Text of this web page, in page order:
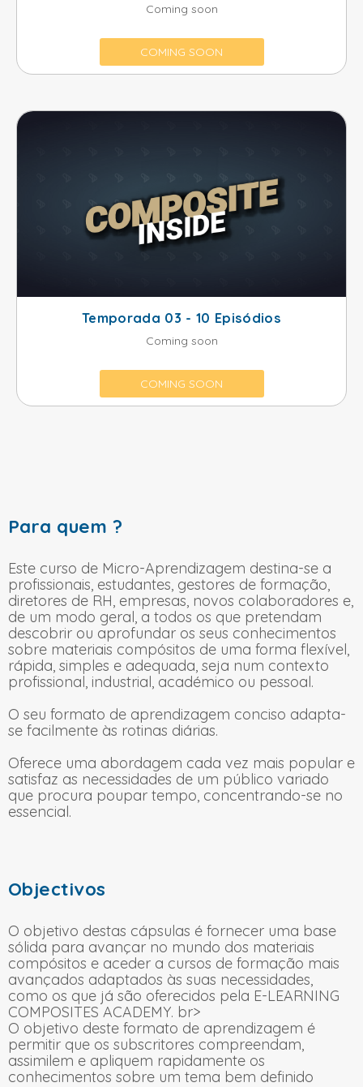
Coming soon
COMING SOON
Temporada 03 - 10 Episódios
Coming soon
COMING SOON
Para quem ?
Este curso de Micro-Aprendizagem destina-se a
profissionais, estudantes, gestores de formação,
diretores de RH, empresas, novos colaboradores e,
de um modo geral, a todos os que pretendam
descobrir ou aprofundar os seus conhecimentos
sobre materiais compósitos de uma forma flexível,
rápida, simples e adequada, seja num contexto
profissional, industrial, académico ou pessoal.
O seu formato de aprendizagem conciso adapta-
se facilmente às rotinas diárias.
Oferece uma abordagem cada vez mais popular e
satisfaz as necessidades de um público variado
que procura poupar tempo, concentrando-se no
essencial.
Objectivos
O objetivo destas cápsulas é fornecer uma base
sólida para avançar no mundo dos materiais
compósitos e aceder a cursos de formação mais
avançados adaptados às suas necessidades,
como os que já são oferecidos pela E-LEARNING
COMPOSITES ACADEMY. br>
O objetivo deste formato de aprendizagem é
permitir que os subscritores compreendam,
assimilem e apliquem rapidamente os
conhecimentos sobre um tema bem definido